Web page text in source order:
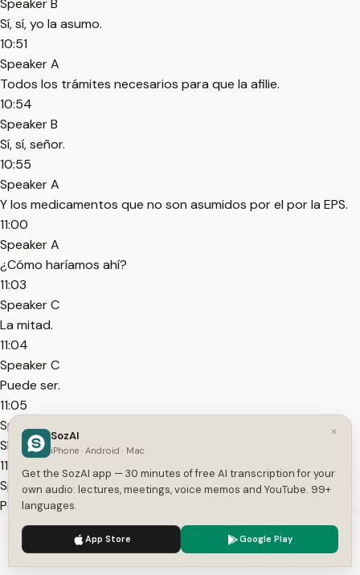
Speaker B
Sí, sí, yo la asumo.
10:51
Speaker A
Todos los trámites necesarios para que la afilie.
10:54
Speaker B
Sí, sí, señor.
10:55
Speaker A
Y los medicamentos que no son asumidos por el por la EPS.
11:00
Speaker A
¿Cómo haríamos ahí?
11:03
Speaker C
La mitad.
11:04
Speaker C
Puede ser.
11:05
Speaker B
Sí, también puede ser.
11:06
Speaker A
Perfecto.
11:07
Speaker A
Entonces, salud queda afiliada.
We use cookies to enhance your experience.
×
SozAI
iPhone · Android · Mac
Get the SozAI app — 30 minutes of free AI transcription for your
own audio: lectures, meetings, voice memos and YouTube. 99+
languages.
App Store Google Play